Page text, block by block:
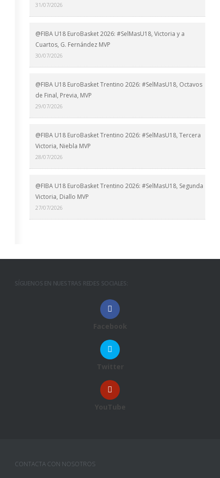
31/07/2026
@FIBA U18 EuroBasket 2026: #SelMasU18, Victoria y a
Cuartos, G. Fernández MVP
30/07/2026
@FIBA U18 EuroBasket Trentino 2026: #SelMasU18, Octavos
de Final, Previa, MVP
29/07/2026
@FIBA U18 EuroBasket Trentino 2026: #SelMasU18, Tercera
Victoria, Niebla MVP
28/07/2026
@FIBA U18 EuroBasket Trentino 2026: #SelMasU18, Segunda
Victoria, Diallo MVP
27/07/2026
SÍGUENOS EN NUESTRAS REDES SOCIALES:
Facebook
Twitter
YouTube
CONTACTA CON NOSOTROS